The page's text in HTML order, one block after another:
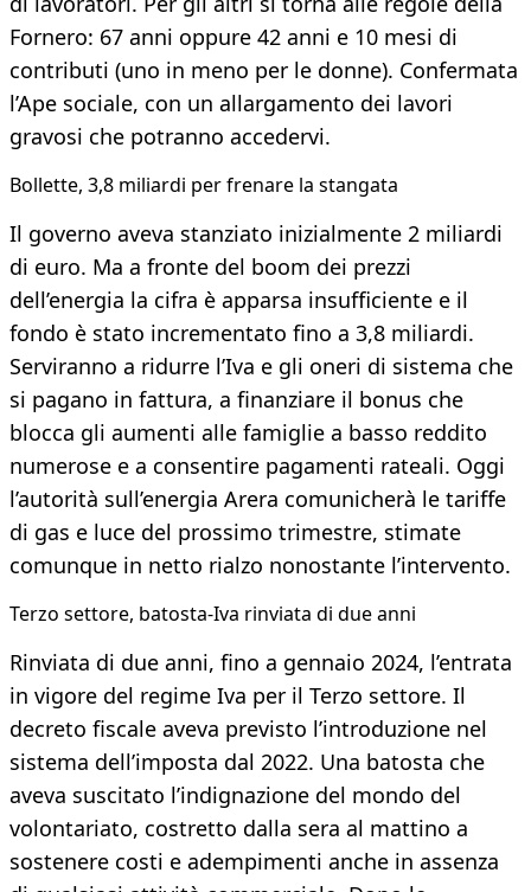
Fornero: 67 anni oppure 42 anni e 10 mesi di
contributi (uno in meno per le donne). Confermata
l’Ape sociale, con un allargamento dei lavori
gravosi che potranno accedervi.
Bollette, 3,8 miliardi per frenare la stangata
Il governo aveva stanziato inizialmente 2 miliardi
di euro. Ma a fronte del boom dei prezzi
dell’energia la cifra è apparsa insufficiente e il
fondo è stato incrementato fino a 3,8 miliardi.
Serviranno a ridurre l’Iva e gli oneri di sistema che
si pagano in fattura, a finanziare il bonus che
blocca gli aumenti alle famiglie a basso reddito
numerose e a consentire pagamenti rateali. Oggi
l’autorità sull’energia Arera comunicherà le tariffe
di gas e luce del prossimo trimestre, stimate
comunque in netto rialzo nonostante l’intervento.
Terzo settore, batosta-Iva rinviata di due anni
Rinviata di due anni, fino a gennaio 2024, l’entrata
in vigore del regime Iva per il Terzo settore. Il
decreto fiscale aveva previsto l’introduzione nel
sistema dell’imposta dal 2022. Una batosta che
aveva suscitato l’indignazione del mondo del
volontariato, costretto dalla sera al mattino a
sostenere costi e adempimenti anche in assenza